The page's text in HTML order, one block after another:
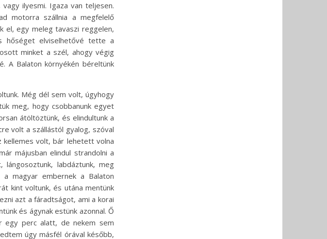
ilyesmi. Igaza van teljesen.
motorra szállnia a megfelelő
el, egy meleg tavaszi reggelen,
hőséget elviselhetővé tette a
minket a szél, ahogy végig
A Balaton környékén béreltünk
Még dél sem volt, úgyhogy
meg, hogy csobbanunk egyet
átöltöztünk, és elindultunk a
volt a szállástól gyalog, szóval
kellemes volt, bár lehetett volna
májusban elindul strandolni a
lángosoztunk, labdáztunk, meg
a magyar embernek a Balaton
kint voltunk, és utána mentünk
azt a fáradtságot, ami a korai
és ágynak estünk azonnal. Ő
egy perc alatt, de nekem sem
úgy másfél órával később,